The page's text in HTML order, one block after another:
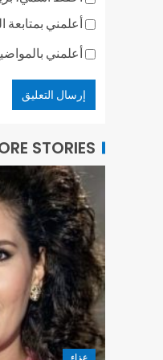
أعلمني بمتابعة
أعلمني
STORIES
عزاء